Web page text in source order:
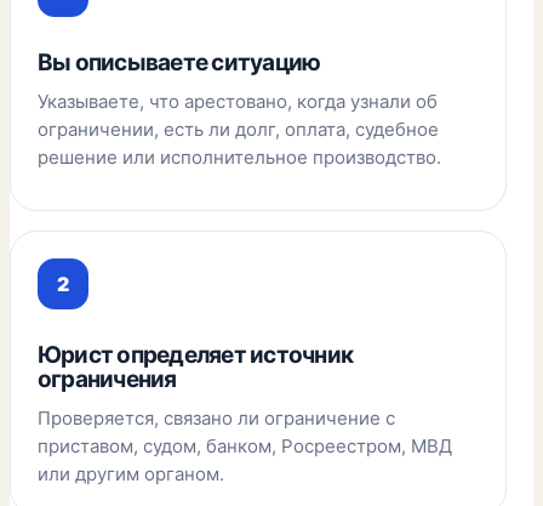
Вы описываете ситуацию
Указываете, что арестовано, когда узнали об
ограничении, есть ли долг, оплата, судебное
решение или исполнительное производство.
Юрист определяет источник
ограничения
Проверяется, связано ли ограничение с
приставом, судом, банком, Росреестром, МВД
или другим органом.